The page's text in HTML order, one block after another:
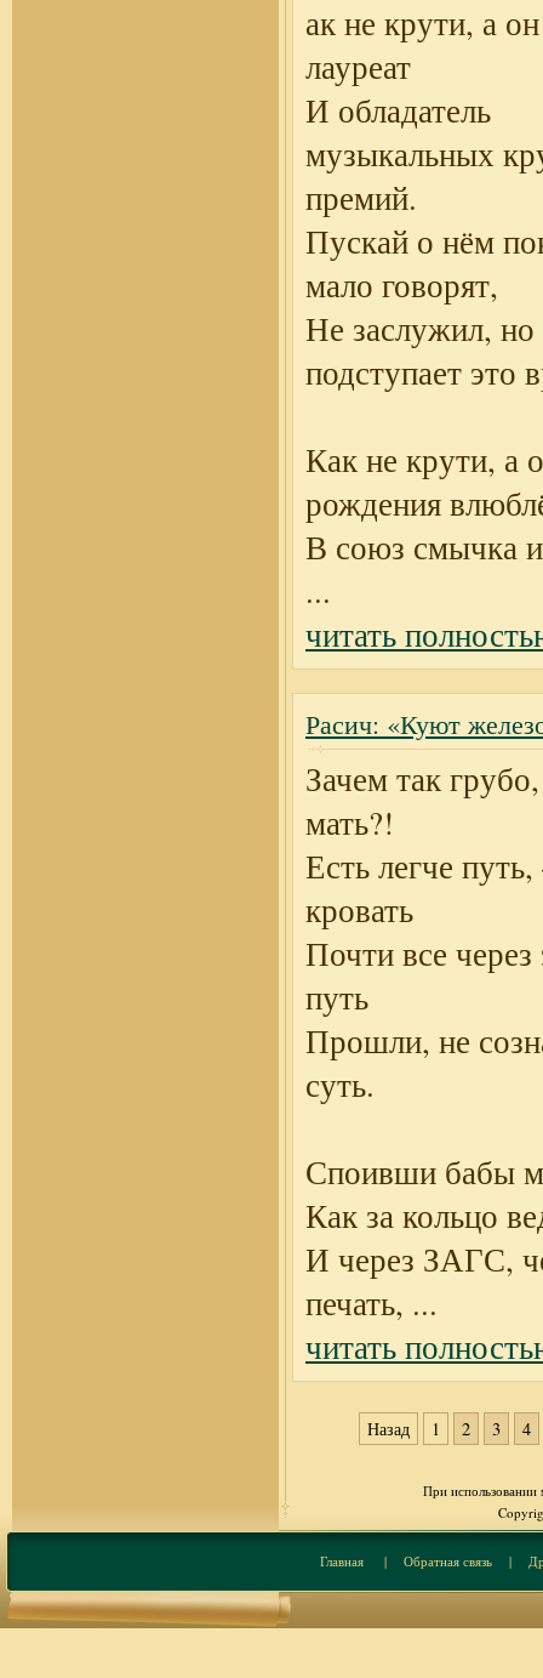
ак не крути, а
лауреат
И обладатель
музыкальных
премий.
Пускай о нём
мало говорят,
Не заслужил, но
подступает это
Как не крути, а
рождения
В союз смычка
...
читать
Расич: «Куют
Зачем так
мать?!
Есть легче путь,
кровать
Почти все через
путь
Прошли, не
суть.
Споивши бабы
Как за кольцо
И через ЗАГС,
печать, ...
читать
Назад 1 2 3 4
При использовании
Главная| Обратная связь|